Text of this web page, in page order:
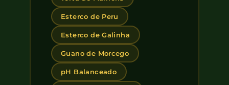
Esterco de Peru
Esterco de Galinha
Guano de Morcego
pH Balanceado